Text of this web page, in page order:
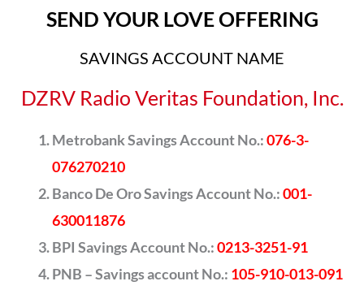
SEND YOUR LOVE OFFERING
SAVINGS ACCOUNT NAME
DZRV Radio Veritas Foundation, Inc.
Metrobank Savings Account No.:076-3-
076270210
Banco De Oro Savings Account No.:001-
630011876
BPI Savings Account No.:0213-3251-91
PNB – Savings account No.: 105-910-013-091